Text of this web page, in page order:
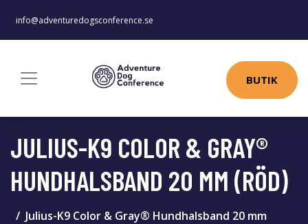
info@adventuredogsconference.se
BUTIK
JULIUS-K9 COLOR & GRAY®
HUNDHALSBAND 20 MM (RÖD)
Julius-K9 Color & Gray® Hundhalsband 20 mm